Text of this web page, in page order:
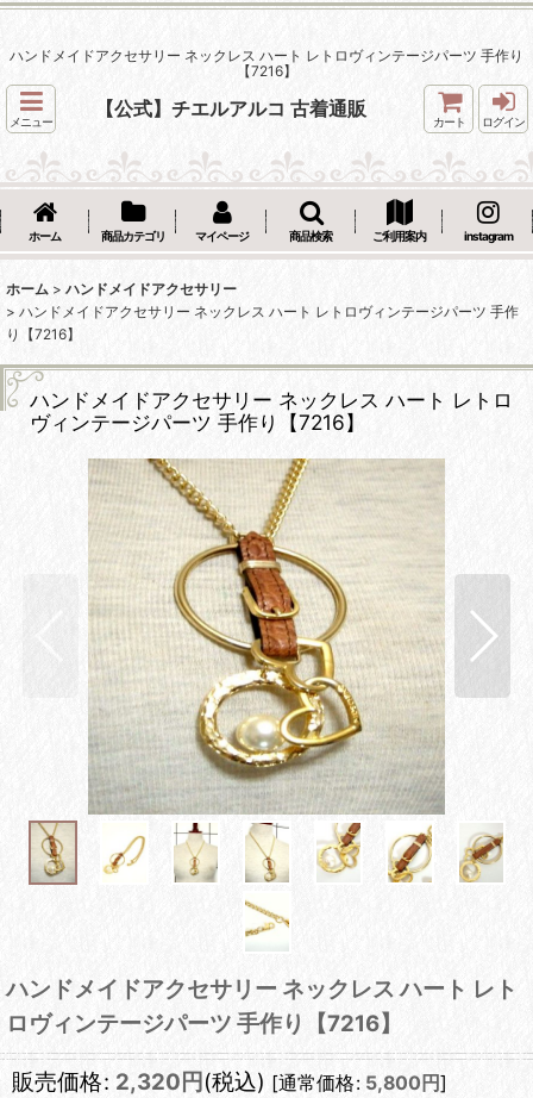
ハンドメイドアクセサリー ネックレス ハート レトロヴィンテージパーツ 手作り
【7216】
メニュー
【公式】チエルアルコ 古着通販
カート ログイン
ホーム 商品カテゴリ マイページ 商品検索 ご利用案内 instagram
ホーム > ハンドメイドアクセサリー
> ハンドメイドアクセサリー ネックレス ハート レトロヴィンテージパーツ 手作
り【7216】
ハンドメイドアクセサリー ネックレス ハート レトロ
ヴィンテージパーツ 手作り【7216】
ハンドメイドアクセサリー ネックレス ハート レト
ロヴィンテージパーツ 手作り【7216】
販売価格: 2,320 円 (税込) [通常価格: 5,800 円]